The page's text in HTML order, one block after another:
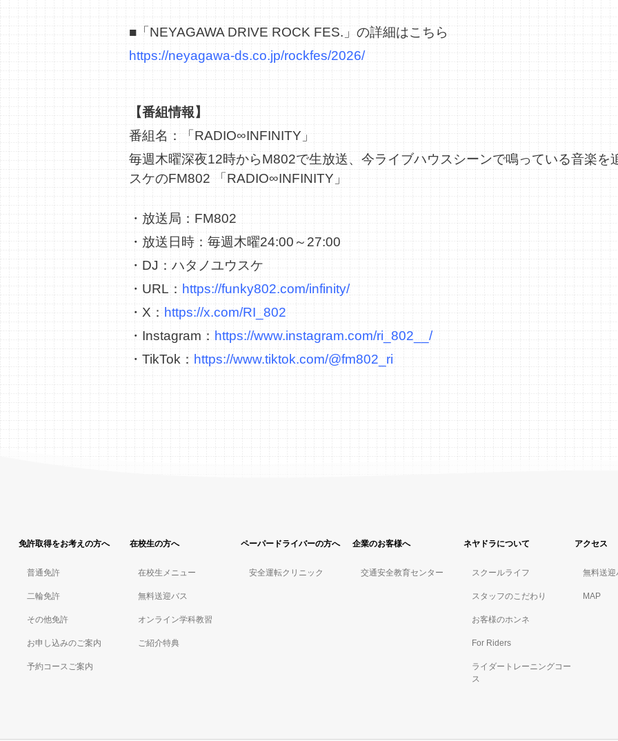
■「NEYAGAWA DRIVE ROCK FES.」の詳細はこちら
https://neyagawa-ds.co.jp/rockfes/2026/
【番組情報】
番組名：「RADIO∞INFINITY」
毎週木曜深夜12時からM802で生放送、今ライブハウスシーンで鳴っている音楽を
スケのFM802 「RADIO∞INFINITY」
・放送局：FM802
・放送日時：毎週木曜24:00～27:00
・DJ：ハタノユウスケ
・URL： https://funky802.com/infinity/
・X： https://x.com/RI_802
・Instagram： https://www.instagram.com/ri_802__/
・TikTok： https://www.tiktok.com/@fm802_ri
免許取得をお考えの方へ
普通免許
二輪免許
その他免許
お申し込みのご案内
予約コースご案内
在校生の方へ
在校生メニュー
無料送迎バス
オンライン学科教習
ご紹介特典
ペーパードライバーの方へ
安全運転クリニック
企業のお客様へ
交通安全教育センター
ネヤドラについて
スクールライフ
スタッフのこだわり
お客様のホンネ
For Riders
ライダートレーニングコー
ス
アクセス
無料送迎
MAP